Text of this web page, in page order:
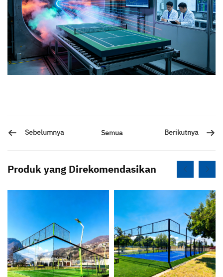
Sebelumnya Semua Berikutnya
Produk yang Direkomendasikan